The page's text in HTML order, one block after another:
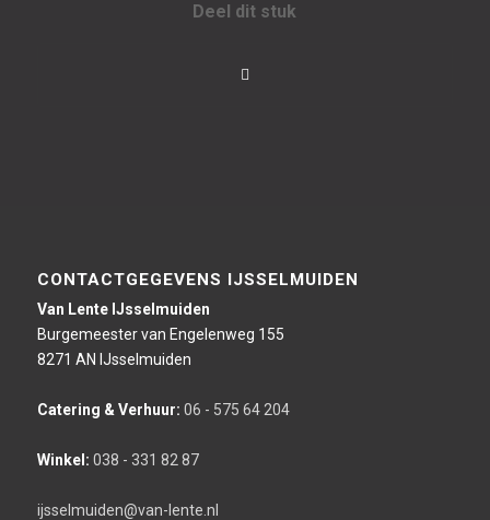
Deel dit stuk
CONTACTGEGEVENS IJSSELMUIDEN
Van Lente IJsselmuiden
Burgemeester van Engelenweg 155
8271 AN IJsselmuiden
Catering & Verhuur: 06 - 575 64 204
Winkel: 038 - 331 82 87
ijsselmuiden@van-lente.nl